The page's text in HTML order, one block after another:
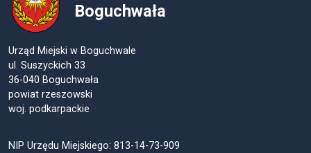
Boguchwała
Urząd Miejski w Boguchwale
ul. Suszyckich 33
36-040 Boguchwała
powiat rzeszowski
woj. podkarpackie
NIP Urzędu Miejskiego: 813-14-73-909